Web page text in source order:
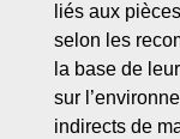
liés aux
selon les
la base de
sur
indirects de